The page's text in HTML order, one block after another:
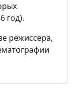
год).
режиссера,